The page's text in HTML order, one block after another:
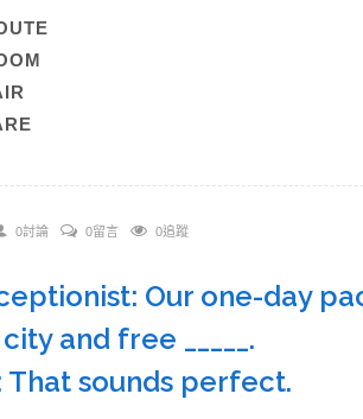
0討論 0留言 0追蹤
Our one-day
and free _____.
That sounds perfect.